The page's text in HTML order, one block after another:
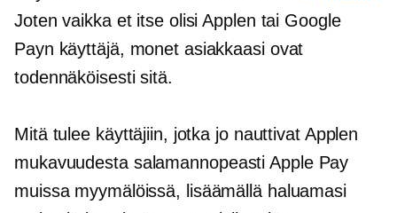
Joten vaikka et itse olisi Applen tai Google
Payn käyttäjä, monet asiakkaasi ovat
todennäköisesti sitä.
Mitä tulee käyttäjiin, jotka jo nauttivat Applen
mukavuudesta salamannopeasti Apple Pay
muissa myymälöissä, lisäämällä haluamasi